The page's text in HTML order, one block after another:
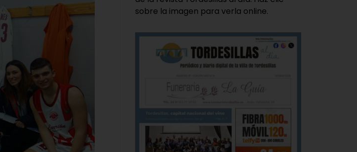
sobre la imagen para verla online.